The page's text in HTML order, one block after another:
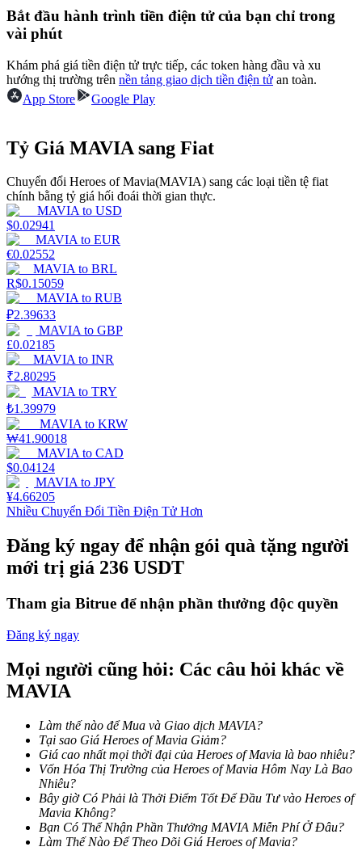
Học cách duy trì lợi nhuận
Earn
Power Piggy
Làm cho tài sản của bạn tăng giá trị đều đặn
Staking
Lợi nhuận cao và truy cập ngay lập tức
Đặt cọc linh hoạt để kiếm được các token phổ biến.
Bắt đầu hành trình tiền điện tử của bạn chỉ trong
vài phút
Khám phá giá tiền điện tử trực tiếp, các token hàng đầu và xu
hướng thị trường trên nền tảng giao dịch tiền điện tử an toàn.
App Store
Google Play
Tỷ Giá MAVIA sang Fiat
Chuyển đổi Heroes of Mavia(MAVIA) sang các loại tiền tệ fiat
chính bằng tỷ giá hối đoái thời gian thực.
MAVIAto USD
$0.02941
MAVIAto EUR
€0.02552
MAVIAto BRL
R$0.15059
MAVIAto RUB
₽2.39633
MAVIAto GBP
£0.02185
MAVIAto INR
₹2.80295
MAVIAto TRY
₺1.39979
MAVIAto KRW
₩41.90018
MAVIAto CAD
$0.04124
MAVIAto JPY
¥4.66205
Nhiều Chuyển Đổi Tiền Điện Tử Hơn
Đăng ký ngay để nhận gói quà tặng người
mới trị giá 236 USDT
Tham gia Bitrue để nhận phần thưởng độc quyền
Đăng ký ngay
Mọi người cũng hỏi: Các câu hỏi khác về
MAVIA
Làm thế nào để Mua và Giao dịch MAVIA?
Tại sao Giá Heroes of Mavia Giảm?
Giá cao nhất mọi thời đại của Heroes of Mavia là bao nhiêu?
Vốn Hóa Thị Trường của Heroes of Mavia Hôm Nay Là Bao
Nhiêu?
Bây giờ Có Phải là Thởi Điểm Tốt Để Đầu Tư vào Heroes of
Mavia Không?
Bạn Có Thể Nhận Phần Thưởng MAVIA Miễn Phí Ở Đâu?
Làm Thế Nào Để Theo Dõi Giá Heroes of Mavia?